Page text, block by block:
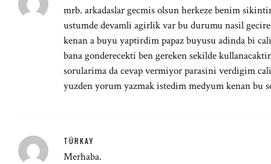
mrb. arkadaslar gecmis olsun herkeze benim
ustumde devamli agirlik var bu durumu nasil
kenan a buyu yaptirdim papaz buyusu adinda bi
bana gonderecekti ben gereken sekilde
sorularima da cevap vermiyor parasini verdigim
yuzden yorum yazmak istedim medyum kenan
TÜRKAY
Merhaba.